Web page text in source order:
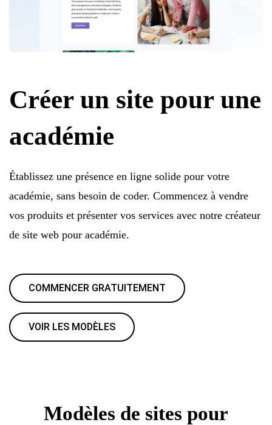
Créer un site pour une
académie
Établissez une présence en ligne solide pour votre
académie, sans besoin de coder. Commencez à vendre
vos produits et présenter vos services avec notre créateur
de site web pour académie.
COMMENCER GRATUITEMENT
VOIR LES MODÈLES
Modèles de sites pour